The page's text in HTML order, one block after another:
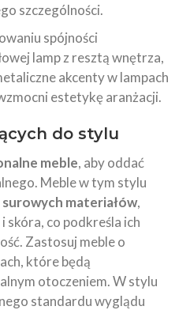
szczególności.
spójności
lamp z resztą wnętrza,
akcenty w lampach
estetykę aranżacji.
do stylu
meble, aby oddać
Meble w tym stylu
surowych materiałów,
skóra, co podkreśla ich
Zastosuj meble o
które będą
otoczeniem. W stylu
standardu wyglądu